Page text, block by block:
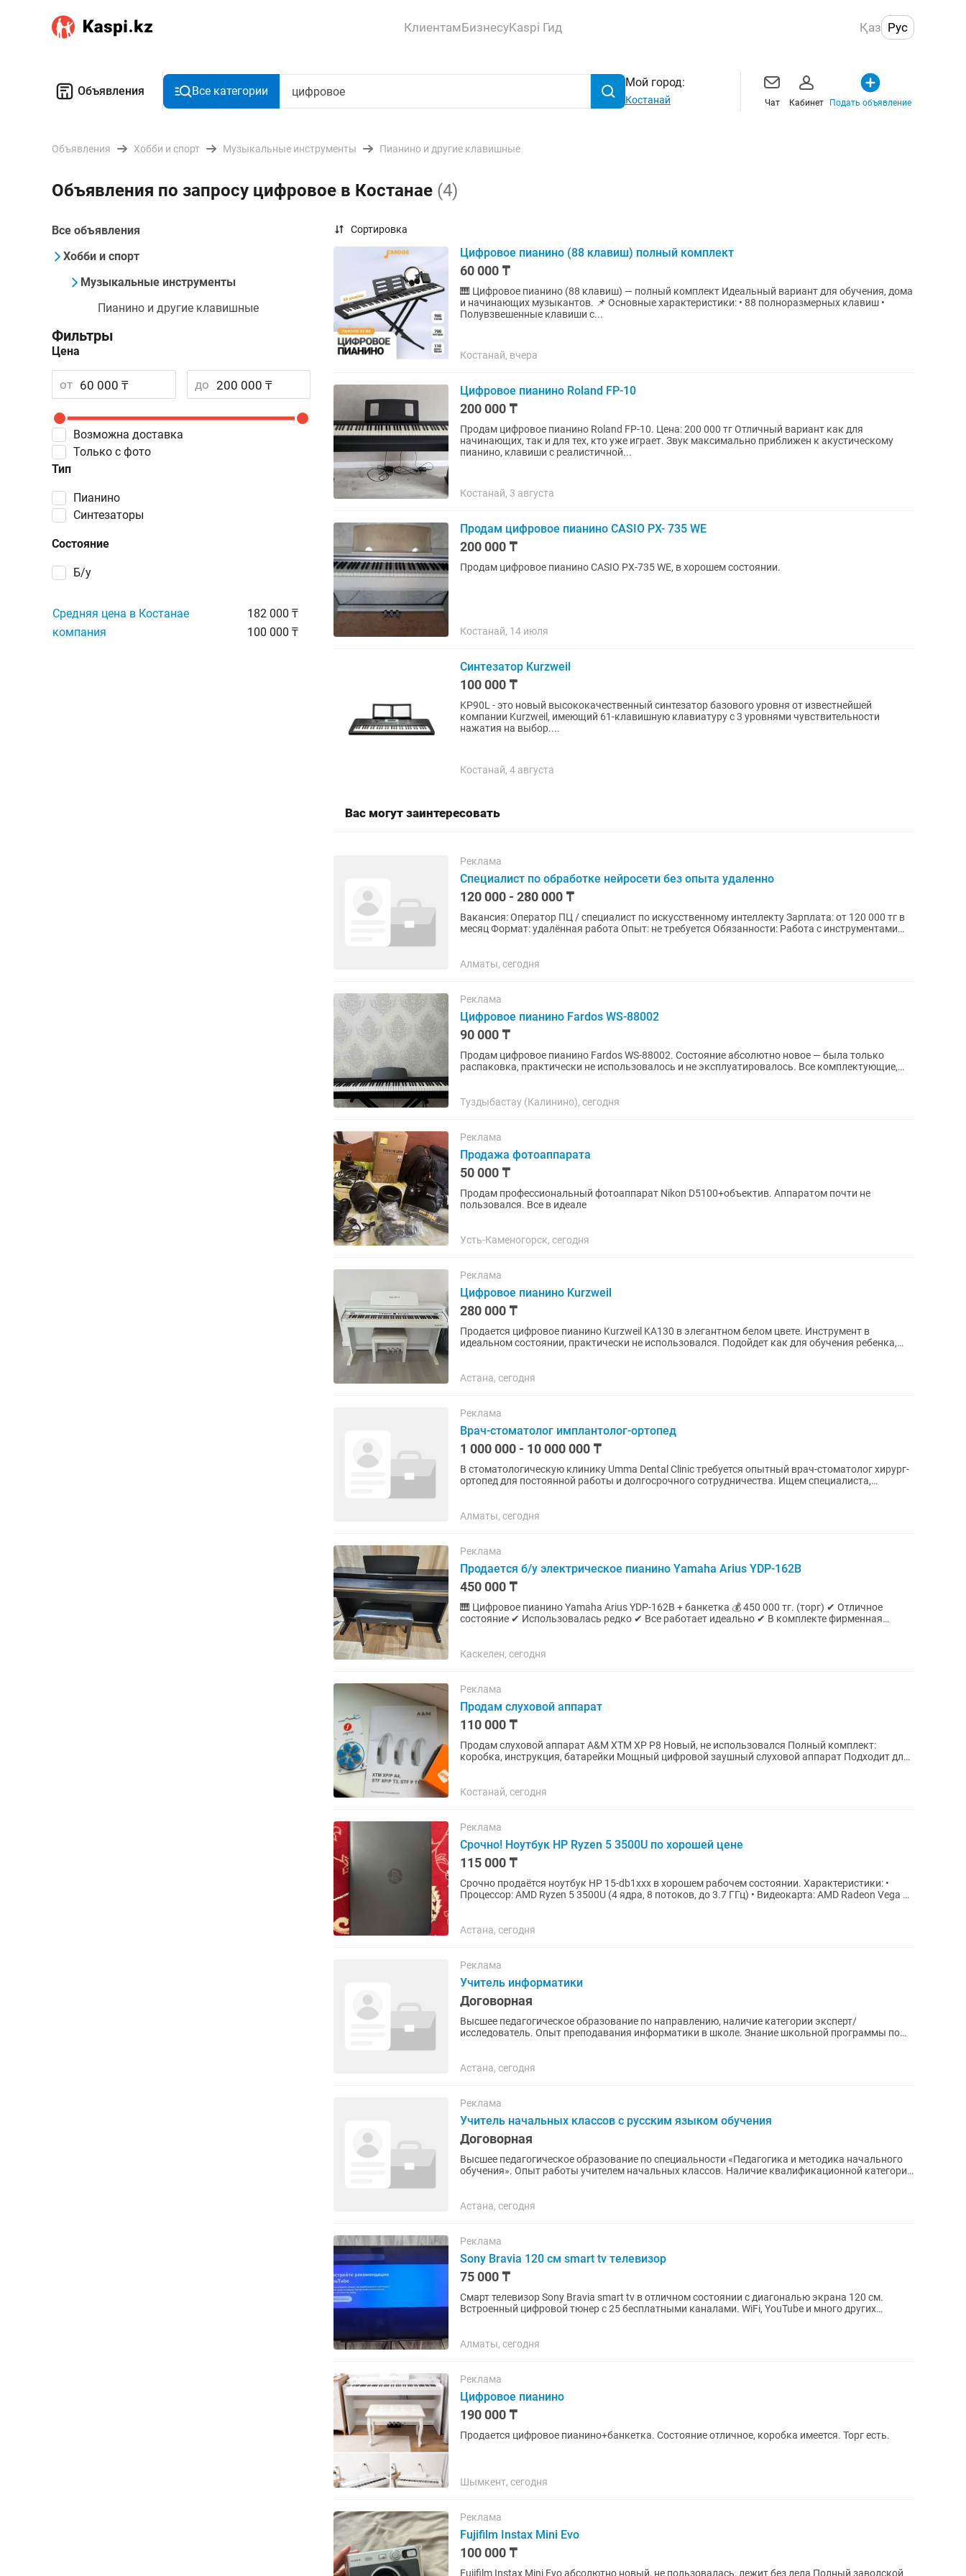
КлиентамБизнесуKaspi Гид Қаз Рус
Объявления Все категории
Мой город:
Костанай Чат Кабинет Подать объявление
Объявления Хобби и спорт Музыкальные инструменты Пианино и другие клавишные
Объявления по запросу цифровое в Костанае (4)
Все объявления
Хобби и спорт
Музыкальные инструменты
Пианино и другие клавишные
Фильтры
Цена
от до
Возможна доставка
Тип
пианино
синтезаторы
Состояние
Б/у
Только с фото
Средняя цена в Костанае
182 000 ₸
компания
100 000 ₸
Сортировка
Цифровое пианино (88 клавиш) полный комплект
60 000 ₸
🎹 Цифровое пианино (88 клавиш) — полный комплект Идеальный вариант для обучения, дома
и начинающих музыкантов. 📌 Основные характеристики: • 88 полноразмерных клавиш •
Полувзвешенные клавиши с...
Костанай, вчера
Цифровое пианино Roland FP-10
200 000 ₸
Продам цифровое пианино Roland FP-10. Цена: 200 000 тг Отличный вариант как для
начинающих, так и для тех, кто уже играет. Звук максимально приближен к акустическому
пианино, клавиши с реалистичной...
Костанай, 3 августа
Продам цифровое пианино CASIO PX- 735 WE
200 000 ₸
Продам цифровое пианино CASIO PX-735 WE, в хорошем состоянии.
Костанай, 14 июля
Синтезатор Kurzweil
100 000 ₸
KP90L - это новый высококачественный синтезатор базового уровня от известнейшей
компании Kurzweil, имеющий 61-клавишную клавиатуру с 3 уровнями чувствительности
нажатия на выбор....
Костанай, 4 августа
Вас могут заинтересовать
Реклама
Специалист по обработке нейросети без опыта удаленно
120 000 - 280 000 ₸
Вакансия: Оператор ПЦ / специалист по искусственному интеллекту Зарплата: от 120 000 тг в
месяц Формат: удалённая работа Опыт: не требуется Обязанности: Работа с инструментами
Алматы, сегодня
Реклама
Цифровое пианино Fardos WS-88002
90 000 ₸
Продам цифровое пианино Fardos WS-88002. Состояние абсолютно новое — была только
распаковка, практически не использовалось и не эксплуатировалось. Все комплектующие,
Туздыбастау (Калинино), сегодня
Реклама
Продажа фотоаппарата
50 000 ₸
Продам профессиональный фотоаппарат Nikon D5100+объектив. Аппаратом почти не
пользовался. Все в идеале
Усть-Каменогорск, сегодня
Реклама
Цифровое пианино Kurzweil
280 000 ₸
Продается цифровое пианино Kurzweil KA130 в элегантном белом цвете. Инструмент в
идеальном состоянии, практически не использовался. Подойдет как для обучения ребенка,
Астана, сегодня
Реклама
Врач-стоматолог имплантолог-ортопед
1 000 000 - 10 000 000 ₸
В стоматологическую клинику Umma Dental Clinic требуется опытный врач-стоматолог хирург-
ортопед для постоянной работы и долгосрочного сотрудничества. Ищем специалиста,
Алматы, сегодня
Реклама
Продается б/у электрическое пианино Yamaha Arius YDP-162B
450 000 ₸
🎹 Цифровое пианино Yamaha Arius YDP-162B + банкетка 💰 450 000 тг. (торг) ✔ Отличное
состояние ✔ Использовалась редко ✔ Все работает идеально ✔ В комплекте фирменная
Каскелен, сегодня
Реклама
Продам слуховой аппарат
110 000 ₸
Продам слуховой аппарат A&M XTM XP P8 Новый, не использовался Полный комплект:
коробка, инструкция, батарейки Мощный цифровой заушный слуховой аппарат Подходит для
Костанай, сегодня
Реклама
Срочно! Ноутбук HP Ryzen 5 3500U по хорошей цене
115 000 ₸
Срочно продаётся ноутбук HP 15-db1xxx в хорошем рабочем состоянии. Характеристики: •
Процессор: AMD Ryzen 5 3500U (4 ядра, 8 потоков, до 3.7 ГГц) • Видеокарта: AMD Radeon Vega 8
Астана, сегодня
Реклама
Учитель информатики
Договорная
Высшее педагогическое образование по направлению, наличие категории эксперт/
исследователь. Опыт преподавания информатики в школе. Знание школьной программы по
Астана, сегодня
Реклама
Учитель начальных классов с русским языком обучения
Договорная
Высшее педагогическое образование по специальности «Педагогика и методика начального
обучения». Опыт работы учителем начальных классов. Наличие квалификационной категории
Астана, сегодня
Реклама
Sony Bravia 120 см smart tv телевизор
75 000 ₸
Смарт телевизор Sony Bravia smart tv в отличном состоянии с диагональю экрана 120 см.
Встроенный цифровой тюнер с 25 бесплатными каналами. WiFi, YouTube и много других
Алматы, сегодня
Реклама
Цифровое пианино
190 000 ₸
Продается цифровое пианино+банкетка. Состояние отличное, коробка имеется. Торг есть.
Шымкент, сегодня
Реклама
Fujifilm Instax Mini Evo
100 000 ₸
Fujifilm Instax Mini Evo абсолютно новый, не пользовалась, лежит без дела Полный заводской